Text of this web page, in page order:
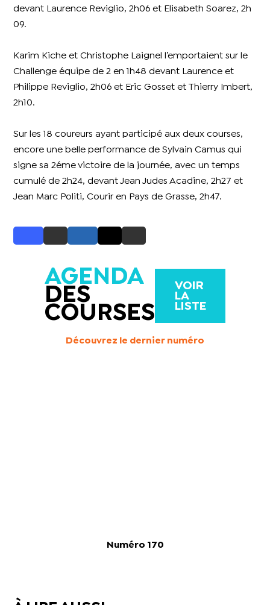
devant Laurence Reviglio, 2h06 et Elisabeth Soarez, 2h
09.
Karim Kiche et Christophe Laignel l’emportaient sur le
Challenge équipe de 2 en 1h48 devant Laurence et
Philippe Reviglio, 2h06 et Eric Gosset et Thierry Imbert,
2h10.
Sur les 18 coureurs ayant participé aux deux courses,
encore une belle performance de Sylvain Camus qui
signe sa 2éme victoire de la journée, avec un temps
cumulé de 2h24, devant Jean Judes Acadine, 2h27 et
Jean Marc Politi, Courir en Pays de Grasse, 2h47.
AGENDA
DES
COURSES
VOIR
LA
LISTE
Découvrez le dernier numéro
Numéro 170